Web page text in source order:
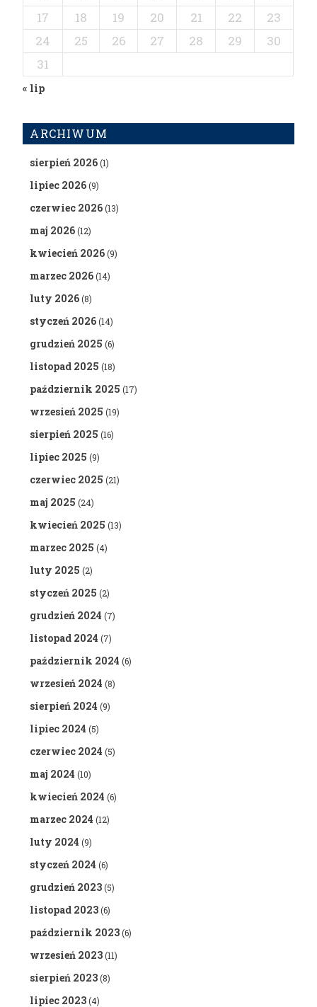
17
18 19 20 21 22
23
24
25 26 27 28 29
30
31
« lip
ARCHIWUM
sierpień 2026(1)
lipiec 2026(9)
czerwiec 2026(13)
maj 2026(12)
kwiecień 2026(9)
marzec 2026(14)
luty 2026(8)
styczeń 2026(14)
grudzień 2025 (6)
listopad 2025 (18)
październik 2025 (17)
wrzesień 2025 (19)
sierpień 2025 (16)
lipiec 2025 (9)
czerwiec 2025 (21)
maj 2025 (24)
kwiecień 2025 (13)
marzec 2025 (4)
luty 2025 (2)
styczeń 2025 (2)
grudzień 2024 (7)
listopad 2024 (7)
październik 2024 (6)
wrzesień 2024 (8)
sierpień 2024 (9)
lipiec 2024 (5)
czerwiec 2024 (5)
maj 2024 (10)
kwiecień 2024 (6)
marzec 2024 (12)
luty 2024 (9)
styczeń 2024 (6)
grudzień 2023(5)
listopad 2023(6)
październik 2023(6)
wrzesień 2023(11)
sierpień 2023(8)
lipiec 2023(4)